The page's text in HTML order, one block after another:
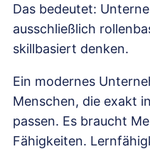
Das bedeutet:
ausschließlich
skillbasiert denken.
Ein modernes
Menschen, die exakt
passen. Es braucht
Fähigkeiten.